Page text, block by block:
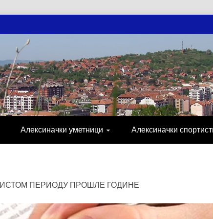
СПОРТ, ПОСЛОВНИ ИМЕНИК,
Алексиначки уметници Алексиначки
ПЕРИОДУ ПРОШЛЕ ГОДИНЕ